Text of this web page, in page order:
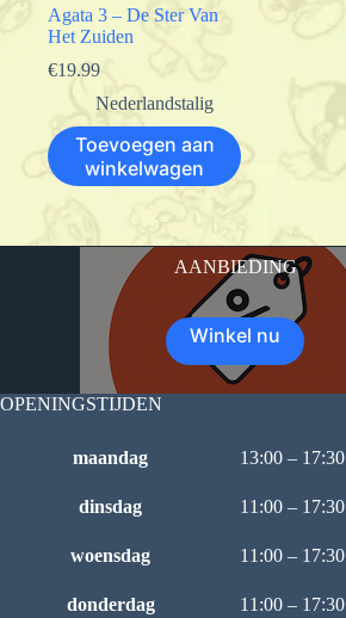
Agata 3 – De Ster Van
Het Zuiden
€19.99
Nederlandstalig
Toevoegen aan
winkelwagen
AANBIEDING
Winkel nu
OPENINGSTIJDEN
maandag 13:00 – 17:30
dinsdag 11:00 – 17:30
woensdag 11:00 – 17:30
donderdag 11:00 – 17:30